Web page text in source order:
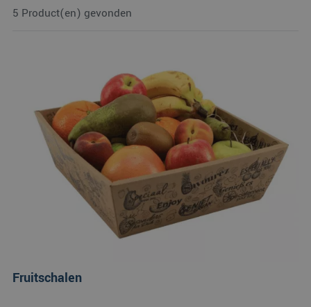
5 Product(en) gevonden
Fruitschalen